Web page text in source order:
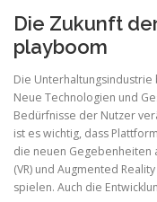
Die Zukunft
playboom
Die
Neue Technologien und
Bedürfnisse der Nutzer
ist es wichtig, dass
die neuen Gegebenheiten
(VR) und Augmented
spielen. Auch die